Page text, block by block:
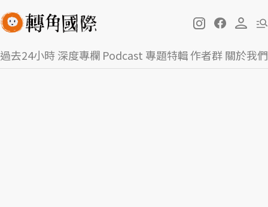
過去24小時深度專欄 Podcast 專題特輯作者群關於我們